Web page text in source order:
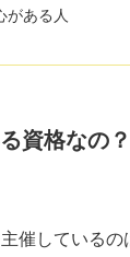
がある人
資格なの
催しているの